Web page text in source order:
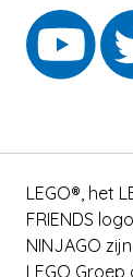
LEGO®, het
FRIENDS
NINJAGO
LEGO